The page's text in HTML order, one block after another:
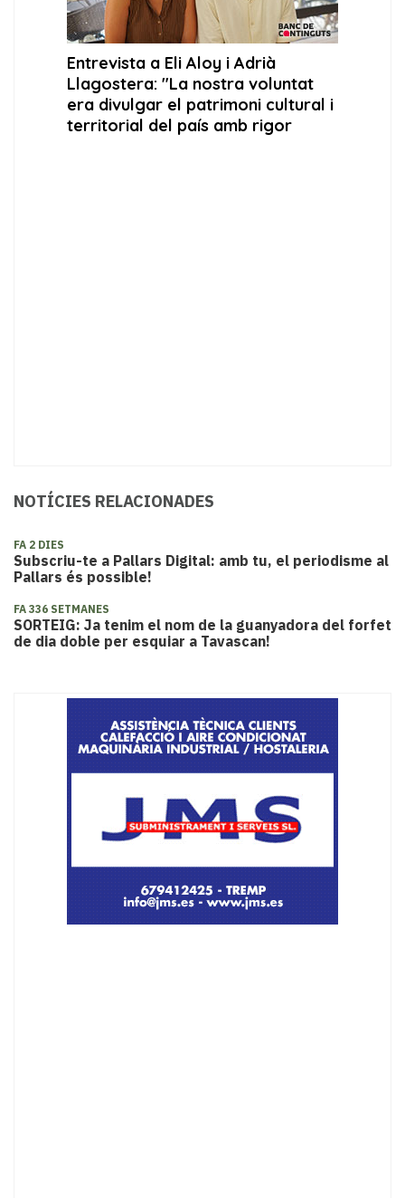
NOTÍCIES RELACIONADES
FA 2 DIES
Subscriu-te a Pallars Digital: amb tu, el periodisme al
Pallars és possible!
FA 336 SETMANES
SORTEIG: Ja tenim el nom de la guanyadora del forfet
de dia doble per esquiar a Tavascan!